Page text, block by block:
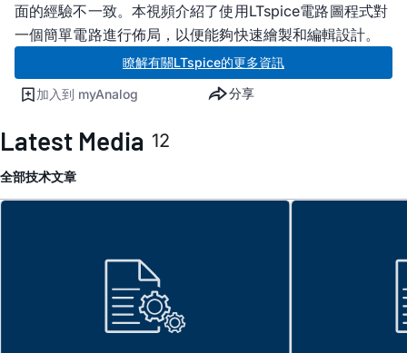
面的經驗不一致。本視頻介紹了使用LTspice電路圖程式對
一個簡單電路進行佈局，以便能夠快速繪製和編輯設計。
瞭解有關LTspice的更多資訊
加入到 myAnalog 分享
Latest Media 12
全部技术文章